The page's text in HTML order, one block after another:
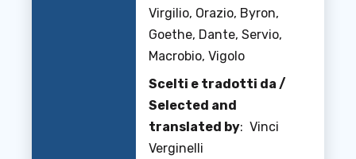
Virgilio, Orazio, Byron,
Goethe, Dante, Servio,
Macrobio, Vigolo
Scelti e tradotti da /
Selected and
translated by: Vinci
Verginelli